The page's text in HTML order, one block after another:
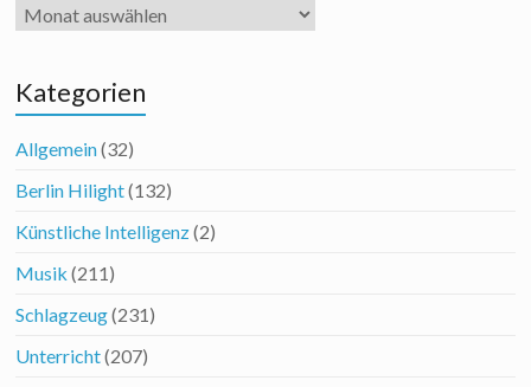
Archiv
Kategorien
Allgemein(32)
Berlin Hilight(132)
Künstliche Intelligenz(2)
Musik (211)
Schlagzeug(231)
Unterricht(207)